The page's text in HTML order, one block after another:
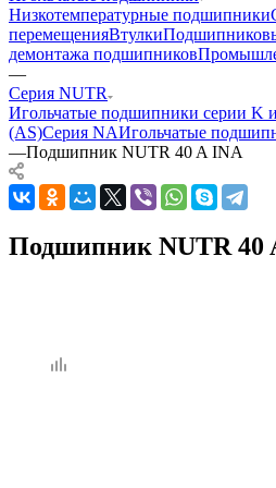
Низкотемпературные подшипники
перемещенияВтулки
демонтажа подшипников
—
Серия NUTR
Игольчатые подшипники серии K
(AS)Серия NAИгольчатые
—Подшипник NUTR 40 A INA
Подшипник NUTR 40